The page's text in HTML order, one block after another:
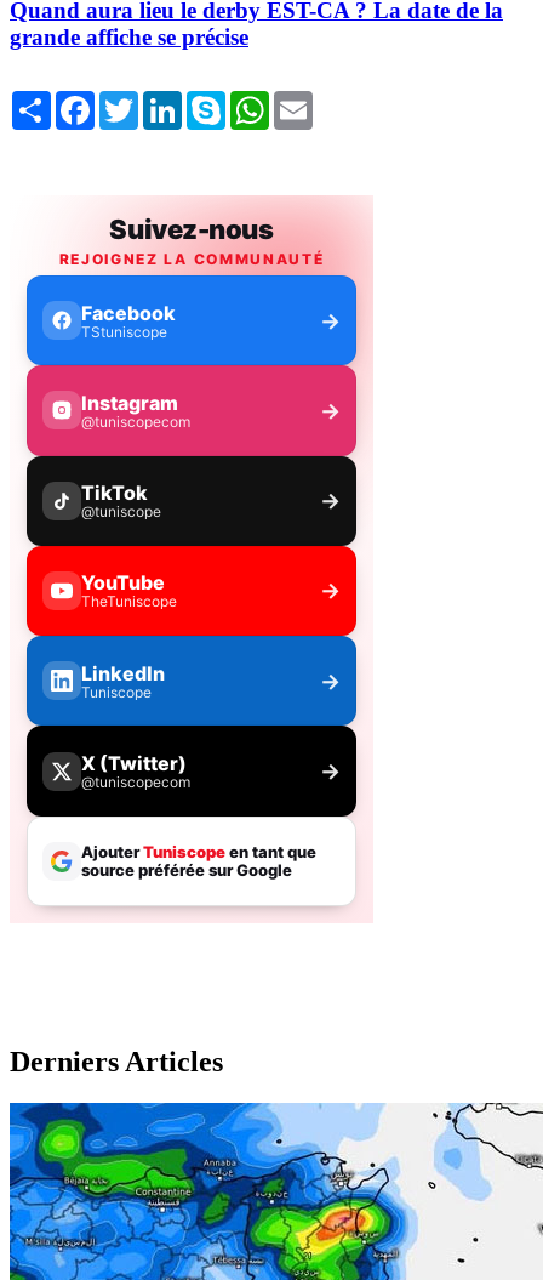
Quand aura lieu le derby EST-CA ? La date de la
grande affiche se précise
Share FacebookTwitterLinkedInSkype WhatsApp
Derniers Articles